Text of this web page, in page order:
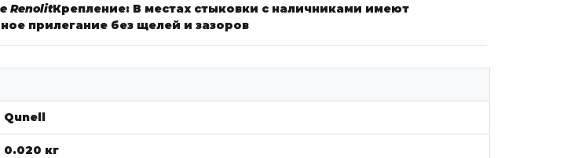
RenolitКрепление: В местах стыковки с наличниками имеют
прилегание без щелей и зазоров
Qunell
0.020 кг